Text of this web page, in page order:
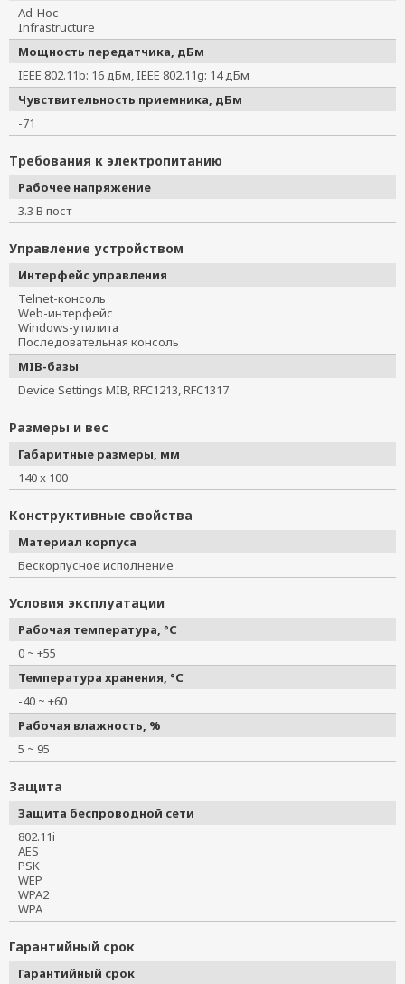
Ad-Hoc
Infrastructure
Мощность передатчика, дБм
IEEE 802.11b: 16 дБм, IEEE 802.11g: 14 дБм
Чувствительность приемника, дБм
-71
Требования к электропитанию
Рабочее напряжение
3.3 В пост
Управление устройством
Интерфейс управления
Telnet-консоль
Web-интерфейс
Windows-утилита
Последовательная консоль
MIB-базы
Device Settings MIB, RFC1213, RFC1317
Размеры и вес
Габаритные размеры, мм
140 x 100
Конструктивные свойства
Материал корпуса
Бескорпусное исполнение
Условия эксплуатации
Рабочая температура, °C
0 ~ +55
Температура хранения, °C
-40 ~ +60
Рабочая влажность, %
5 ~ 95
Защита
Защита беспроводной сети
802.11i
AES
PSK
WEP
WPA2
WPA
Гарантийный срок
Гарантийный срок